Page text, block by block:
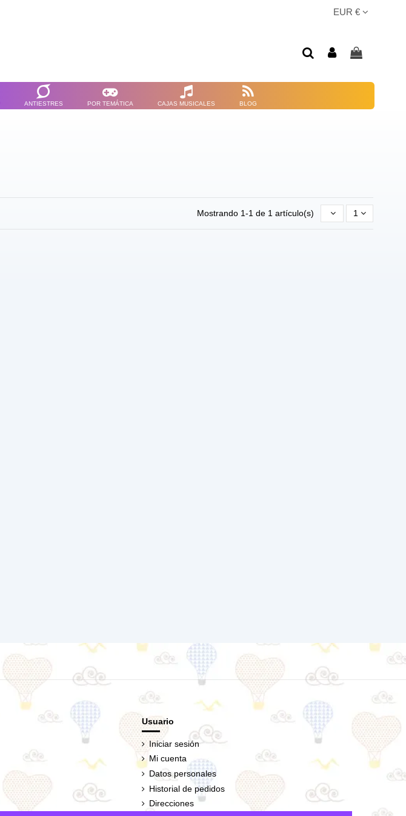
EUR €
ANTIESTRES POR TEMÁTICA CAJAS MUSICALES BLOG
Mostrando 1-1 de 1 artículo(s) 1
Usuario
Iniciar sesión
Mi cuenta
Datos personales
Historial de pedidos
Direcciones